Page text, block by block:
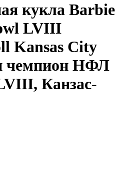
кукла Barbie
LVIII
Kansas City
чемпион НФЛ
Канзас-